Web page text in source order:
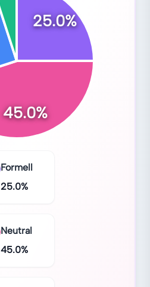
25.0%
45.0%
Formell
25.0%
Neutral
45.0%